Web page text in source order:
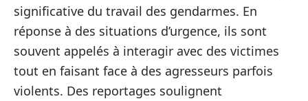
significative du travail des gendarmes. En
réponse à des situations d’urgence, ils sont
souvent appelés à interagir avec des victimes
tout en faisant face à des agresseurs parfois
violents. Des reportages soulignent